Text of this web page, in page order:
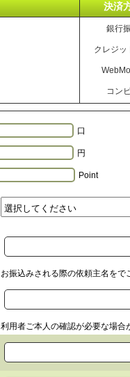
決済
銀行
クレジッ
コン
口
円
Point
お振込みされる際の依頼主名をで
利用者ご本人の確認が必要な場合